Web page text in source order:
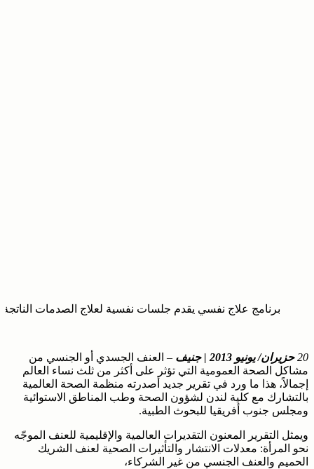
برنامج علاج نفسي يقدم جلسات نفسية لعلاج الصدمات
20 حزيران/ يونيو 2013 | جنيف – العنف الجسدي أو الجنسي من
مشاكل الصحة العمومية التي تؤثر على أكثر من ثلث نساء العالم
إجمالاً، هذا ما ورد في تقرير جديد أصدرته منظمة الصحة العالمية
بالتشارك مع كلية لندن لشؤون الصحة وطب المناطق الاستوائية
ومجلس جنوب أفريقيا للبحوث الطبية.
ويمثل التقرير المعنون التقديرات العالمية والإقليمية للعنف الموجّه
نحو المرأة: معدلات الانتشار والتأثيرات الصحية لعنف الشريك
الحميم والعنف الجنسي من غير الشركاء،